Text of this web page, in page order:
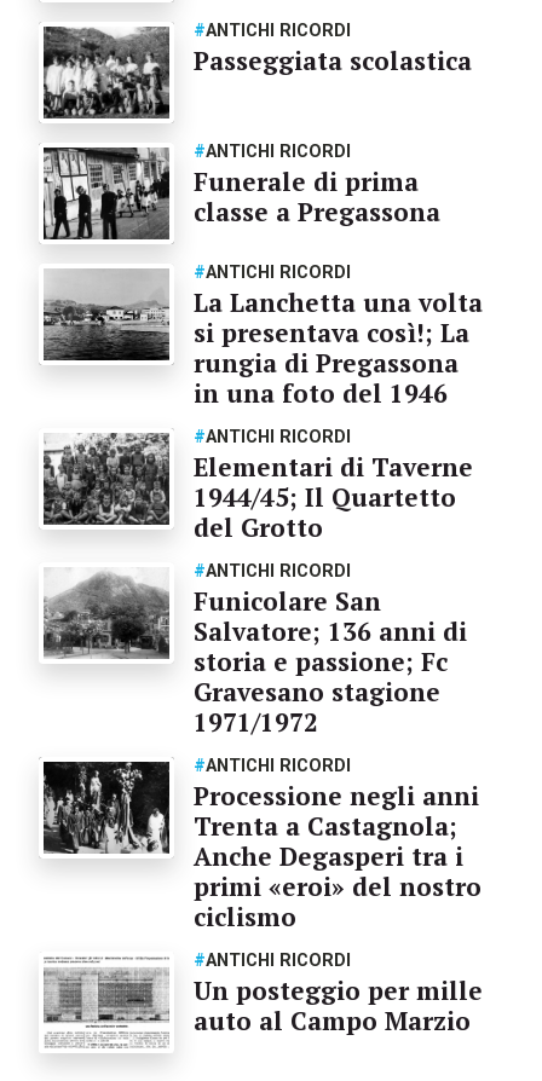
#ANTICHI RICORDI
Passeggiata scolastica
#ANTICHI RICORDI
Funerale di prima
classe a Pregassona
#ANTICHI RICORDI
La Lanchetta una volta
si presentava così!; La
rungia di Pregassona
in una foto del 1946
#ANTICHI RICORDI
Elementari di Taverne
1944/45; Il Quartetto
del Grotto
#ANTICHI RICORDI
Funicolare San
Salvatore; 136 anni di
storia e passione; Fc
Gravesano stagione
1971/1972
#ANTICHI RICORDI
Processione negli anni
Trenta a Castagnola;
Anche Degasperi tra i
primi «eroi» del nostro
ciclismo
#ANTICHI RICORDI
Un posteggio per mille
auto al Campo Marzio